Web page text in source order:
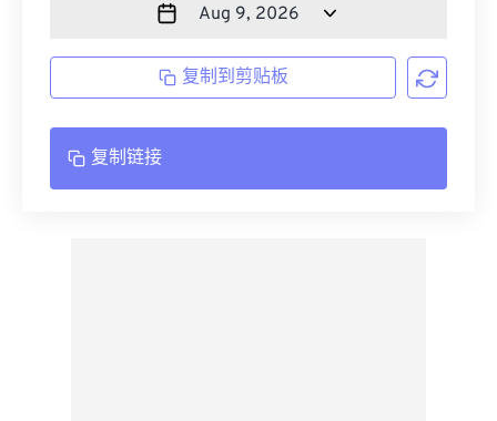
复制到剪贴板
复制链接